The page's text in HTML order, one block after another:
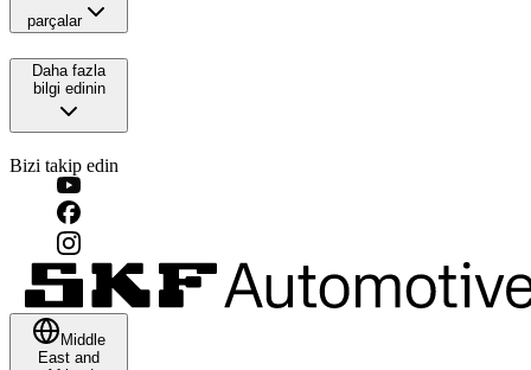
parçalar
Daha fazla
bilgi edinin
Bizi takip edin
Middle
East and